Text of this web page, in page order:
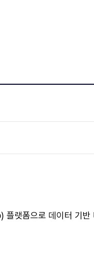
폼으로 데이터 기반